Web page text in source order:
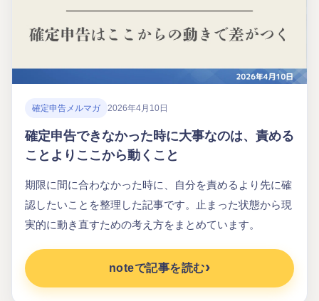
確定申告メルマガ 2026年4月10日
確定申告できなかった時に大事なのは、責める
ことよりここから動くこと
期限に間に合わなかった時に、自分を責めるより先に確
認したいことを整理した記事です。止まった状態から現
実的に動き直すための考え方をまとめています。
noteで記事を読む